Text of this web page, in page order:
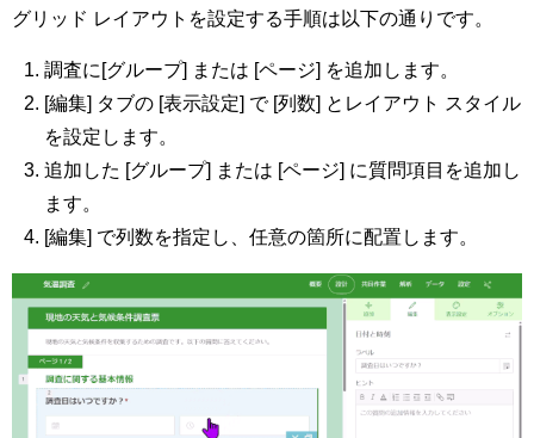
グリッド レイアウトを設定する手順は以下の通りです。
調査に[グループ] または [ページ] を追加します。
[編集] タブの [表示設定] で [列数] とレイアウト スタイル
を設定します。
追加した [グループ] または [ページ] に質問項目を追加し
ます。
[編集] で列数を指定し、任意の箇所に配置します。